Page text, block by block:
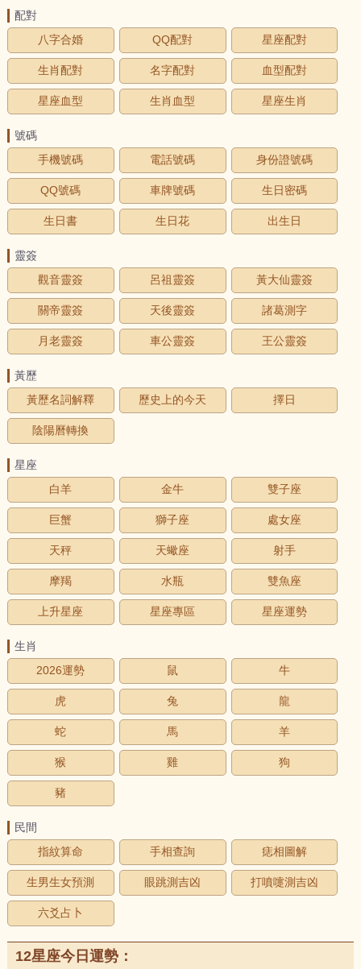
配對
八字合婚
QQ配對 星座配對
生肖配對 名字配對 血型配對
星座血型 生肖血型 星座生肖
號碼
手機號碼
電話號碼 身份證號碼
QQ號碼 車牌號碼 生日密碼
生日書 生日花 出生日
靈簽
觀音靈簽
呂祖靈簽 黃大仙靈簽
關帝靈簽 天後靈簽 諸葛測字
月老靈簽 車公靈簽 王公靈簽
黃歷
黃歷名詞解釋
歷史上的今天 擇日
陰陽曆轉換
星座
白羊
金牛 雙子座
巨蟹 獅子座 處女座
天秤 天蠍座 射手
摩羯 水瓶 雙魚座
上升星座 星座專區 星座運勢
生肖
2026運勢
鼠 牛
虎 兔 龍
蛇 馬 羊
猴 雞 狗
豬
民間
指紋算命
手相查詢 痣相圖解
生男生女預測 眼跳測吉凶 打噴嚏測吉凶
六爻占卜
12星座今日運勢：